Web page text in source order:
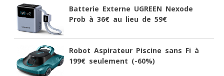
Batterie Externe UGREEN Nexode
Prob à 36€ au lieu de 59€
Robot Aspirateur Piscine sans Fi à
199€ seulement (-60%)